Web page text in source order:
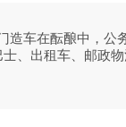
车在酝酿中，
、出租车、邮政